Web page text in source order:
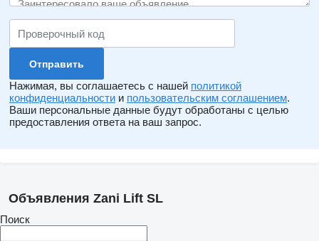
Нажимая, вы соглашаетесь с нашей политикой
конфиденциальности и пользовательским соглашением.
Ваши персональные данные будут обработаны с целью
предоставления ответа на ваш запрос.
Объявления Zani Lift SL
Поиск